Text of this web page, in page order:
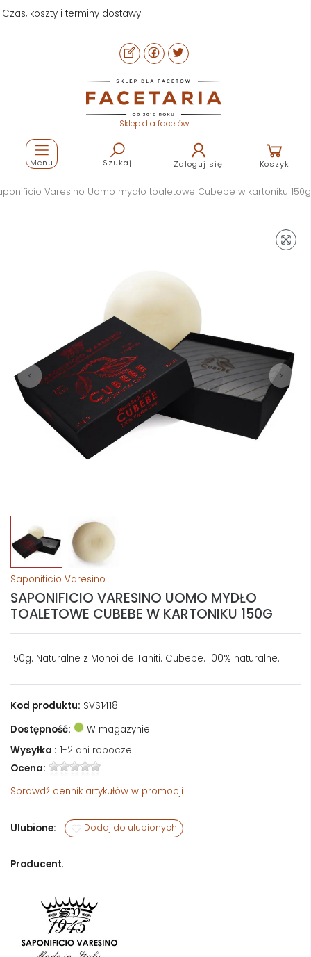
Pomoc i kontakt
Sklep dla facetów
Szukaj Zaloguj się Koszyk
Menu
Varesino Uomo mydło toaletowe Cubebe w kartoniku 150g
Saponificio Varesino
SAPONIFICIO VARESINO UOMO MYDŁO
TOALETOWE CUBEBE W KARTONIKU 150G
150g. Naturalne z Monoi de Tahiti. Cubebe. 100% naturalne.
Kod produktu: SVS1418
Dostępność:
W magazynie
Wysyłka : 1-2 dni robocze
Ocena:
Sprawdź cennik artykułów w promocji
Ulubione: Dodaj do ulubionych
Producent: